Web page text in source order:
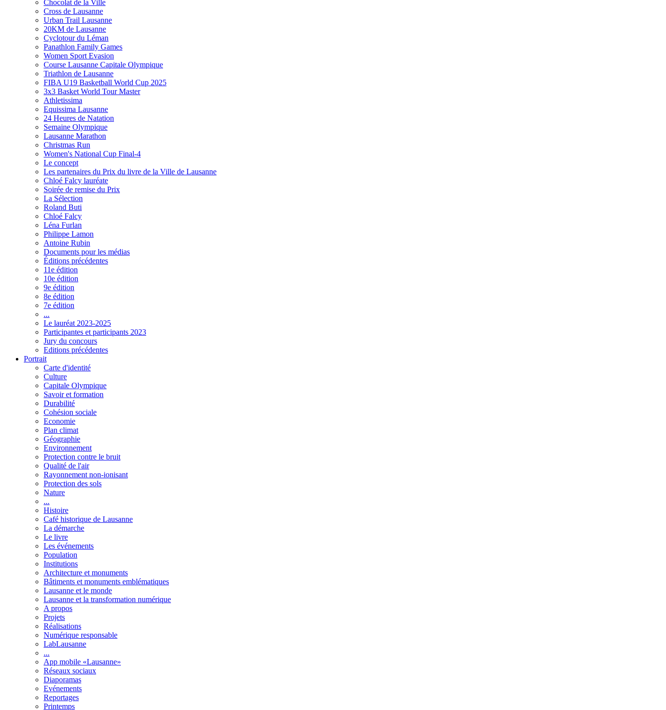
Chocolat de la Ville
Cross de Lausanne
Urban Trail Lausanne
20KM de Lausanne
Cyclotour du Léman
Panathlon Family Games
Women Sport Evasion
Course Lausanne Capitale Olympique
Triathlon de Lausanne
FIBA U19 Basketball World Cup 2025
3x3 Basket World Tour Master
Athletissima
Equissima Lausanne
24 Heures de Natation
Semaine Olympique
Lausanne Marathon
Christmas Run
Women's National Cup Final-4
Le concept
Les partenaires du Prix du livre de la Ville de Lausanne
Chloé Falcy lauréate
Soirée de remise du Prix
La Sélection
Roland Buti
Chloé Falcy
Léna Furlan
Philippe Lamon
Antoine Rubin
Documents pour les médias
Éditions précédentes
11e édition
10e édition
9e édition
8e édition
7e édition
...
Le lauréat 2023-2025
Participantes et participants 2023
Jury du concours
Editions précédentes
Portrait
Carte d'identité
Culture
Capitale Olympique
Savoir et formation
Durabilité
Cohésion sociale
Economie
Plan climat
Géographie
Environnement
Protection contre le bruit
Qualité de l'air
Rayonnement non-ionisant
Protection des sols
Nature
...
Histoire
Café historique de Lausanne
La démarche
Le livre
Les événements
Population
Institutions
Architecture et monuments
Bâtiments et monuments emblématiques
Lausanne et le monde
Lausanne et la transformation numérique
A propos
Projets
Réalisations
Numérique responsable
LabLausanne
...
App mobile «Lausanne»
Réseaux sociaux
Diaporamas
Evénements
Reportages
Printemps